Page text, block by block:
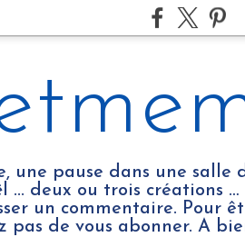
une pause dans une salle
... deux ou trois créations
un commentaire. Pour
pas de vous abonner. A